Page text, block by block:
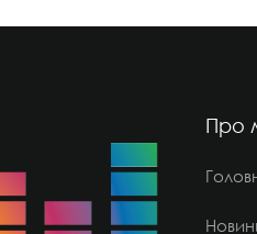
Про